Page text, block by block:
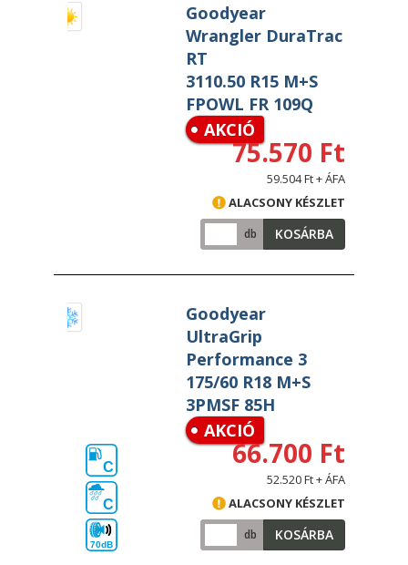
Goodyear
Wrangler DuraTrac
RT
3110.50 R15 M+S
FPOWL FR 109Q
AKCIÓ
75.570 Ft
59.504 Ft + ÁFA
ALACSONY KÉSZLET
db KOSÁRBA
Goodyear
UltraGrip
Performance 3
175/60 R18 M+S
3PMSF 85H
AKCIÓ
C
C
70dB
66.700 Ft
52.520 Ft + ÁFA
ALACSONY KÉSZLET
db KOSÁRBA